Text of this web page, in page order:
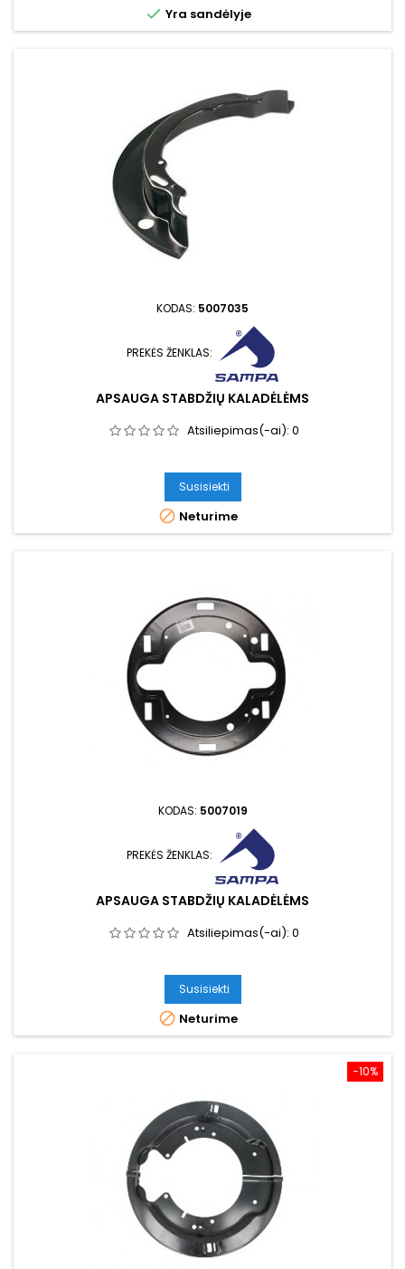
 Yra sandėlyje
KODAS: 5007035
PREKĖS ŽENKLAS:
APSAUGA STABDŽIŲ KALADĖLĖMS
Atsiliepimas(-ai): 0
Susisiekti
 Neturime
KODAS: 5007019
PREKĖS ŽENKLAS:
APSAUGA STABDŽIŲ KALADĖLĖMS
Atsiliepimas(-ai): 0
Susisiekti
 Neturime
−10%